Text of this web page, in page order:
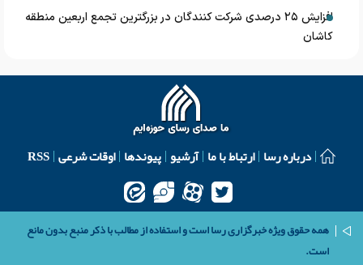
افزایش ۲۵ درصدی شرکت کنندگان در بزرگترین تجمع اربعین منطقه
کاشان
درباره رسا ارتباط با ما آرشیو پیوندها اوقات شرعی RSS
همه حقوق ویژه خبرگزاری رسا است و استفاده از مطالب با ذکر منبع بدون مانع
است.